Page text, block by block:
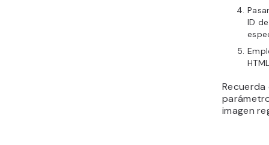
ID
imagen